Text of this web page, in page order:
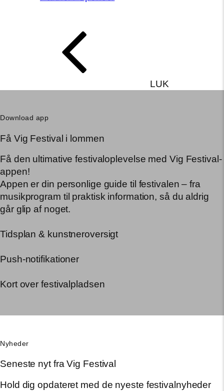
LUK
Download app
Få Vig Festival i lommen
Få den ultimative festivaloplevelse med Vig Festival-
appen!
Appen er din personlige guide til festivalen – fra
musikprogram til praktisk information, så du aldrig
går glip af noget.
Tidsplan & kunstneroversigt
Push-notifikationer
Kort over festivalpladsen
Nyheder
Seneste nyt fra Vig Festival
Hold dig opdateret med de nyeste festivalnyheder